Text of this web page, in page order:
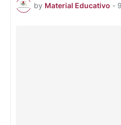
by Material Educativo -